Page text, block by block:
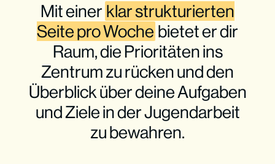
Mit einer klar strukturierten
Seite pro Woche bietet er dir
Raum, die Prioritäten ins
Zentrum zu rücken und den
Überblick über deine Aufgaben
und Ziele in der Jugendarbeit
zu bewahren.